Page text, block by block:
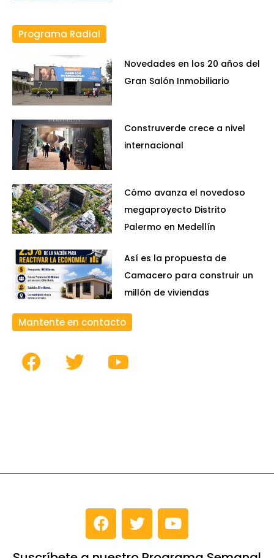
Programa Radial
Novedades en los 20 años del
Gran Salón Inmobiliario
Construverde crece a nivel
internacional
Cómo avanza el novedoso
megaproyecto Distrito
Palermo en Medellín
Así es la propuesta de
Camacero para construir un
millón de viviendas
Mantente en contacto